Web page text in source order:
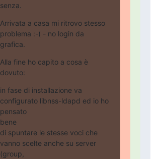
senza.
Arrivata a casa mi ritrovo stesso
problema :-( - no login da
grafica.
Alla fine ho capito a cosa è
dovuto:
in fase di installazione va
configurato libnss-ldapd ed io ho
pensato
bene
di spuntare le stesse voci che
vanno scelte anche su server
(group,